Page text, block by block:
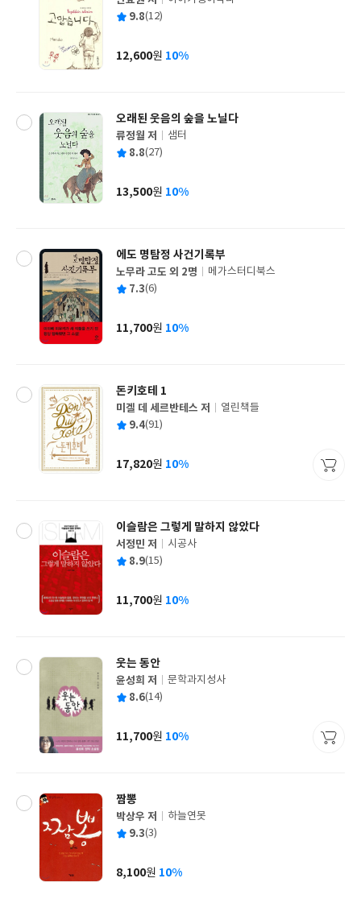
글
쓴
출
사
평 9.8(12)
가
12,600원 10%
오래된 웃음의 숲을 노닐다
글
쓴
류정월 저
출
사
샘터
평 8.8(27)
가
13,500원 10%
에도 명탐정 사건기록부
글
쓴
노무라 고도 외 2명
출
사
메가스터디북스
평 7.3(6)
가
11,700원 10%
돈키호테 1
글
쓴
미겔 데 세르반테스 저
출
사
열린책들
평 9.4(91)
가
17,820원 10%
이슬람은 그렇게 말하지 않았다
글
쓴
서정민 저
출
사
시공사
평 8.9(15)
가
11,700원 10%
웃는 동안
글
쓴
윤성희 저
출
사
문학과지성사
평 8.6(14)
가
11,700원 10%
짬뽕
글
쓴
박상우 저
출
사
하늘연못
평 9.3(3)
가
8,100원 10%